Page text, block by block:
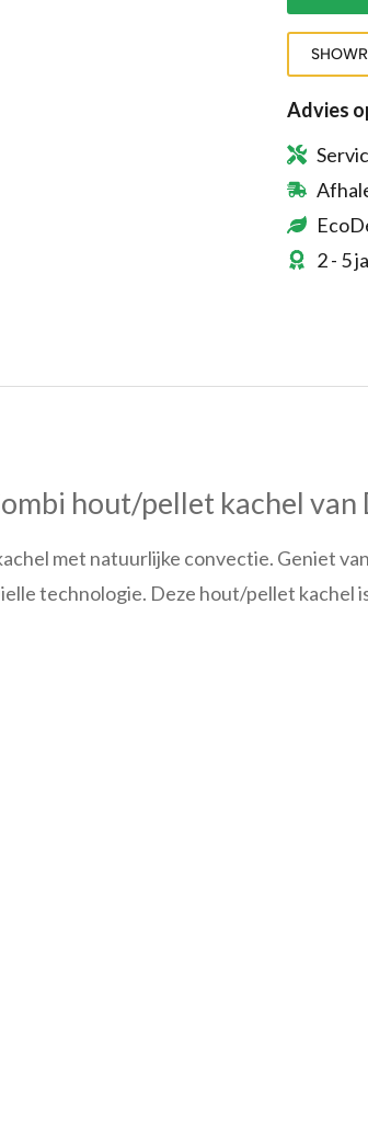
Advies
2 - 5
hout/pellet kachel van
met natuurlijke convectie. Geniet
technologie. Deze hout/pellet kachel